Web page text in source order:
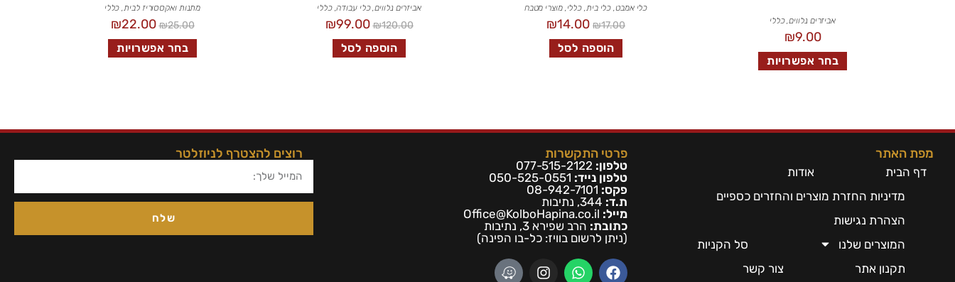
אביזרים נלווים,כללי
₪9.00
בחר אפשרויות
כלי אמבט, כלי בית, כללי,מוצרי מטבח
₪17.00
₪14.00
הוספה לסל
אביזרים נלווים,כלי עבודה,כללי
₪120.00
₪99.00
הוספה לסל
מתנות ואקססוריז לבית, כללי
₪25.00
₪22.00
בחר אפשרויות
מפת האתר
דף הבית
אודות
מדיניות החזרת מוצרים והחזרים כספיים
הצהרת נגישות
המוצרים שלנו
סל הקניות
תקנון אתר
צור קשר
פרטי התקשרות
טלפון: 077-515-2122
טלפון נייד: 050-525-0551
פקס:
ת.ד:
מייל: Office@KolboHapina.co.il
כתובת: הרב שפירא 3, נתיבות
(ניתן לרשום בוויז: כל-בו הפינה)
רוצים להצטרף לניוזלטר
שלח